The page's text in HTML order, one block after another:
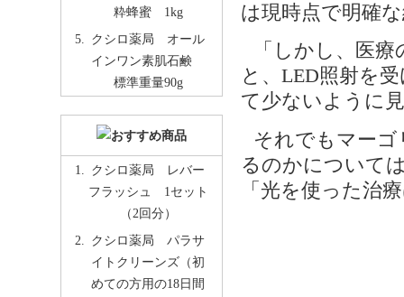
は現時点で明確
「しかし、医
と、LED照射を
て少ないように
それでもマー
るのかについて
「光を使った治
粋蜂蜜 1kg
クシロ薬局 オール
インワン素肌石鹸
標準重量90g
クシロ薬局 レバー
フラッシュ 1セット
（2回分）
クシロ薬局 パラサ
イトクリーンズ（初
めての方用の18日間